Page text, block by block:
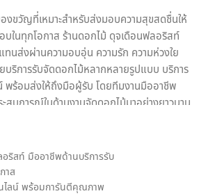
งขวัญที่เหมาะสำหรับส่งมอบความสุขสดชื่นให้
ในทุกโอกาส ร้านดอกไม้ ดุจเดือนฟลอริสท์
ทนส่งผ่านความอบอุ่น ความรัก ความห่วงใย
บริการรับจัดดอกไม้หลากหลายรูปแบบ บริการ
พร้อมส่งให้ถึงมือผู้รับ โดยทีมงานมืออาชีพ
สบการณ์ในด้านงานจัดดอกไม้มาอย่างยาวนาน
ลางของทุกความรู้สึก พร้อมสร้างความประทับ
มอบดอกไม้ เราจึงมุ่งมั่นใส่ใจทุกรายละเอียด
ได้ผลงานออกมาตรงตามความต้องการของ
ริสท์ มืออาชีพด้านบริการรับ
าส
ไลน์ พร้อมการันตีคุณภาพ